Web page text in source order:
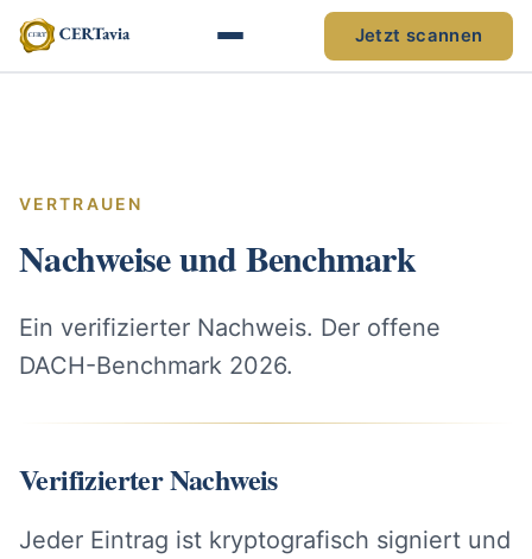
Jetzt scannen
VERTRAUEN
Nachweise und Benchmark
Ein verifizierter Nachweis. Der offene
DACH-Benchmark 2026.
Verifizierter Nachweis
Jeder Eintrag ist kryptografisch signiert und